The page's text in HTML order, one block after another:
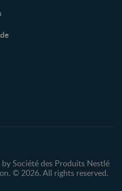
Société des Produits Nestlé
© 2026. All rights reserved.